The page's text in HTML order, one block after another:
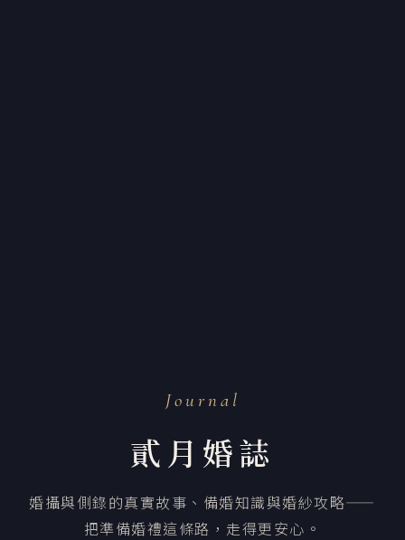
Journal
貳月婚誌
婚攝與側錄的真實故事、備婚知識與婚紗攻略——
把準備婚禮這條路，走得更安心。